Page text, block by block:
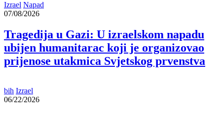
Izrael Napad
07/08/2026
Tragedija u Gazi: U izraelskom napadu
ubijen humanitarac koji je organizovao
prijenose utakmica Svjetskog prvenstva
bih Izrael
06/22/2026